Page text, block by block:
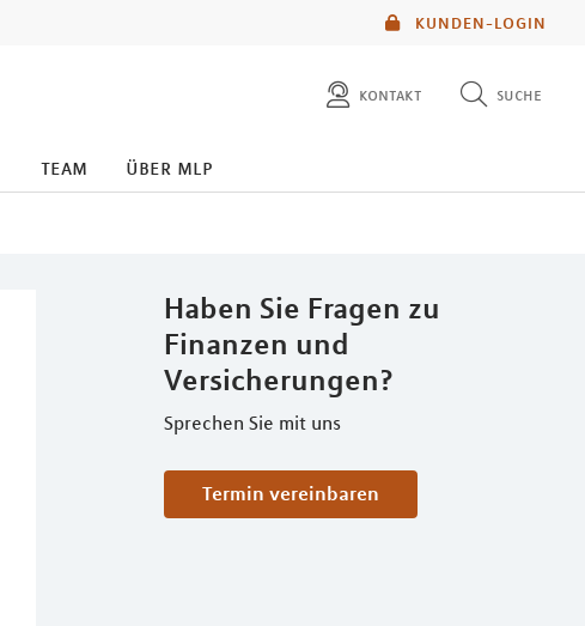
KUNDEN-LOGIN
kontakt suche
team über mlp
Haben Sie Fragen zu
Finanzen und
Versicherungen?
Sprechen Sie mit uns
Termin vereinbaren